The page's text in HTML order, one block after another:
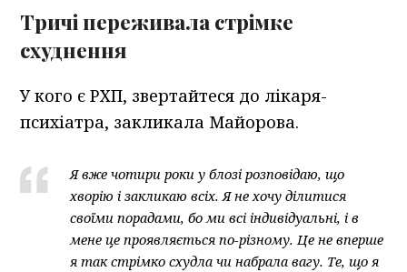
Тричі переживала стрімке
схуднення
У кого є РХП, звертайтеся до лікаря-
психіатра, закликала Майорова.
Я вже чотири роки у блозі розповідаю, що
хворію і закликаю всіх. Я не хочу ділитися
своїми порадами, бо ми всі індивідуальні, і в
мене це проявляється по-різному. Це не вперше
я так стрімко схудла чи набрала вагу. Те, що я